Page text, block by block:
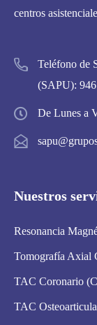
centros
Teléfono de
(SAPU):
De Lunes a
Nuestros
Resonancia
Tomografía Axial
TAC Coronario
TAC